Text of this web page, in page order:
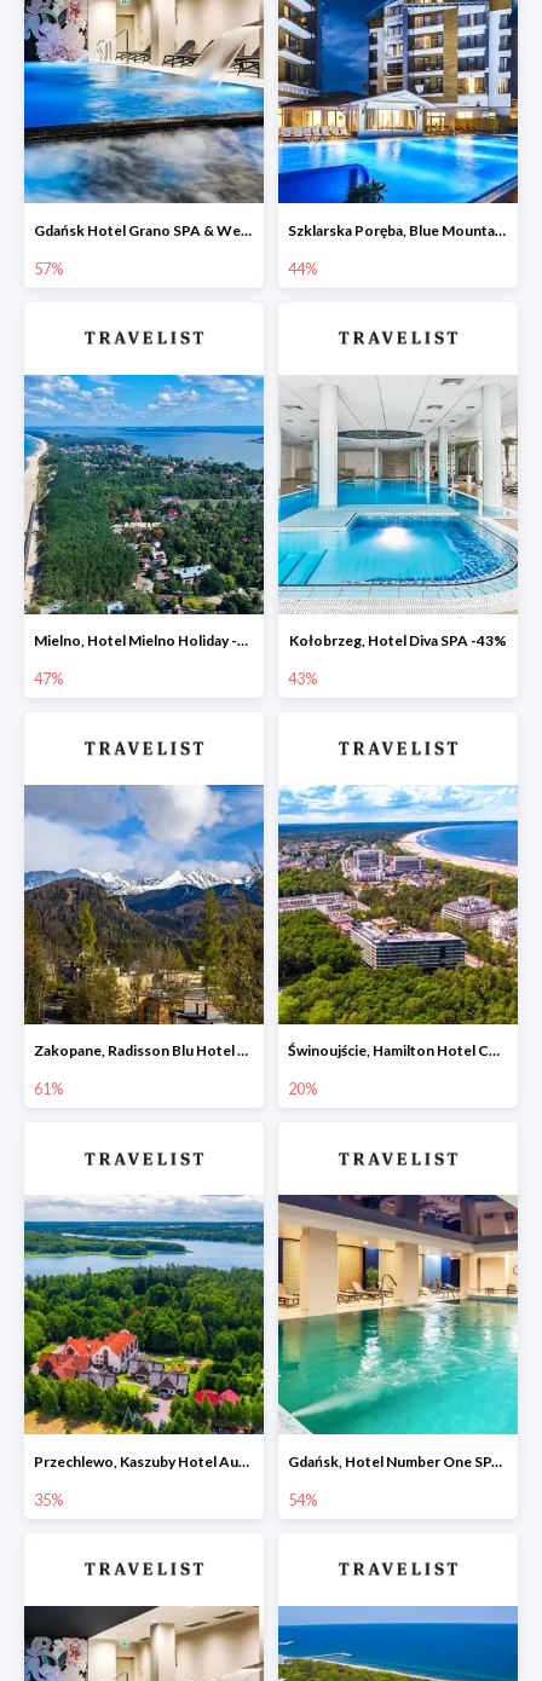
Gdańsk Hotel Grano SPA & Wellness w Travelist do -57%
57%
Szklarska Poręba, Blue Mountain Resort -44%
44%
Mielno, Hotel Mielno Holiday -47%
47%
Kołobrzeg, Hotel Diva SPA -43%
43%
Zakopane, Radisson Blu Hotel & Residences -61%
61%
Świnoujście, Hamilton Hotel Conference SPA & Wellness -20%
20%
Przechlewo, Kaszuby Hotel Aubrecht Country SPA Resort -35%
35%
Gdańsk, Hotel Number One SPA & Wellness by Grano -54%
54%